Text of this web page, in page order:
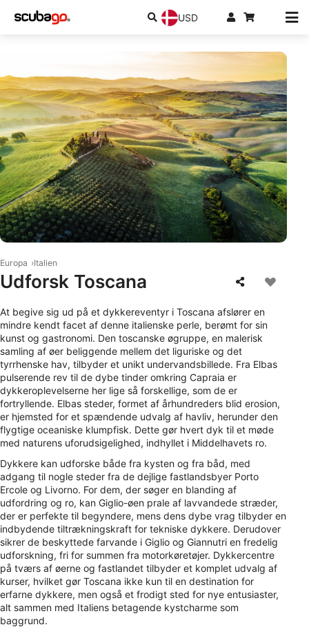
USD
Europa Italien
Udforsk Toscana
At begive sig ud på et dykkereventyr i Toscana afslører en
mindre kendt facet af denne italienske perle, berømt for sin
kunst og gastronomi. Den toscanske øgruppe, en malerisk
samling af øer beliggende mellem det liguriske og det
tyrrhenske hav, tilbyder et unikt undervandsbillede. Fra Elbas
pulserende rev til de dybe tinder omkring Capraia er
dykkeroplevelserne her lige så forskellige, som de er
fortryllende. Elbas steder, formet af århundreders blid erosion,
er hjemsted for et spændende udvalg af havliv, herunder den
flygtige oceaniske klumpfisk. Dette gør hvert dyk til et møde
med naturens uforudsigelighed, indhyllet i Middelhavets ro.
Dykkere kan udforske både fra kysten og fra båd, med
adgang til nogle steder fra de dejlige fastlandsbyer Porto
Ercole og Livorno. For dem, der søger en blanding af
udfordring og ro, kan Giglio-øen prale af lavvandede stræder,
der er perfekte til begyndere, mens dens dybe vrag tilbyder en
indbydende tiltrækningskraft for tekniske dykkere. Derudover
sikrer de beskyttede farvande i Giglio og Giannutri en fredelig
udforskning, fri for summen fra motorkøretøjer. Dykkercentre
på tværs af øerne og fastlandet tilbyder et komplet udvalg af
kurser, hvilket gør Toscana ikke kun til en destination for
erfarne dykkere, men også et frodigt sted for nye entusiaster,
alt sammen med Italiens betagende kystcharme som
baggrund.